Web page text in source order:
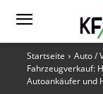
Startseite Auto /
Fahrzeugverkauf:
Autoankäufer und